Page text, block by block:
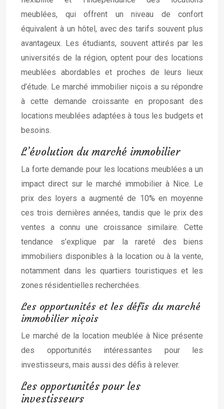
meublées, qui offrent un niveau de confort
équivalent à un hôtel, avec des tarifs souvent plus
avantageux. Les étudiants, souvent attirés par les
universités de la région, optent pour des locations
meublées abordables et proches de leurs lieux
d’étude. Le marché immobilier niçois a su répondre
à cette demande croissante en proposant des
locations meublées adaptées à tous les budgets et
besoins.
L’évolution du marché immobilier
La forte demande pour les locations meublées a un
impact direct sur le marché immobilier à Nice. Le
prix des loyers a augmenté de 10% en moyenne
ces trois dernières années, tandis que le prix des
ventes a connu une croissance similaire. Cette
tendance s’explique par la rareté des biens
immobiliers disponibles à la location ou à la vente,
notamment dans les quartiers touristiques et les
zones résidentielles recherchées.
Les opportunités et les défis du marché
immobilier niçois
Le marché de la location meublée à Nice présente
des opportunités intéressantes pour les
investisseurs, mais aussi des défis à relever.
Les opportunités pour les
investisseurs